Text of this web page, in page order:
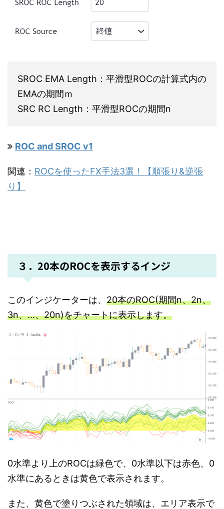
SROC EMA Length：平滑型ROCの計算式内の
EMAの期間ｍ
SRC RC Length：平滑型ROCの期間n
ROC and SROC v1
関連： ROCを使ったFX手法3選！【順張り&逆張
り】
３．20本のROCを表示するインジ
このインジケーターは、 20本のROC(期間n、2n、
3n、...、20n)をチャートに表示します。
0水準より上のROCは緑色で、0水準以下は赤色、0
水準にあるときは黄色で表示されます。
また、黄色で塗りつぶされた領域は、エリア表示で